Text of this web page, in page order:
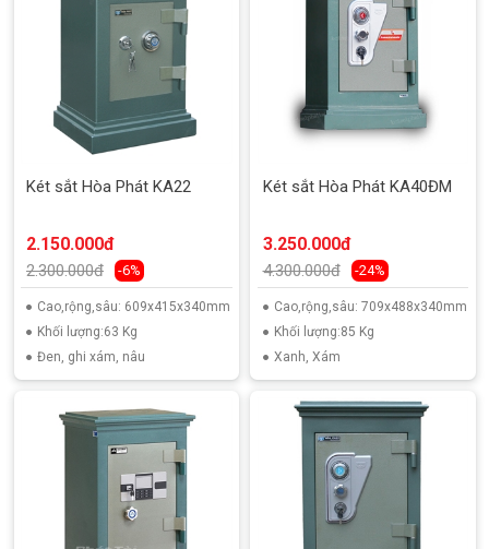
Két sắt Hòa Phát KA22
2.150.000đ
2.300.000đ -6%
Cao,rộng,sâu: 609x415x340mm
Khối lượng:63 Kg
Đen, ghi xám, nâu
Két sắt Hòa Phát KA40ĐM
3.250.000đ
4.300.000đ -24%
Cao,rộng,sâu: 709x488x340mm
Khối lượng:85 Kg
Xanh, Xám